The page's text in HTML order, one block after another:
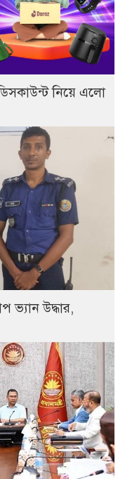
নিয়ে এলো
ভ্যান উদ্ধার,